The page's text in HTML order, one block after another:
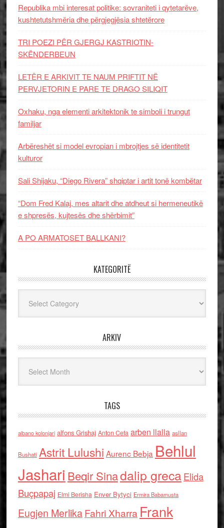
Republika mbi interesat politike: sovraniteti i qytetarëve,
kushtetutshmëria dhe përgjegjësia shtetërore
TRI POEZI PËR GJERGJ KASTRIOTIN-
SKËNDERBEUN
LETËR E ARKIVIT TE NAUM PRIFTIT NË
PERVJETORIN E PARE TE DRAGO SILIQIT
Oxhaku, nga elementi arkitektonik te simboli i trungut
familjar
Arbëreshët si model evropian i mbrojtjes së identitetit
kulturor
Sali Shijaku, “Diego Rivera” shqiptar i artit tonë kombëtar
“Dom Fred Kalaj, mes altarit dhe atdheut si hermeneutikë
e shpresës, kujtesës dhe shërbimit”
A PO ARMATOSET BALLKANI?
KATEGORITË
ARKIV
TAGS
albano kolonjari alfons Grishaj Anton Cefa arben llalla asllan
Bushati Astrit Lulushi Aurenc Bebja Behlul
Jashari Beqir Sinadalip grecaElida
Buçpapaj Elmi Berisha Enver Bytyci Ermira Babamusta
Eugjen MerlikaFahri Xharra Frank